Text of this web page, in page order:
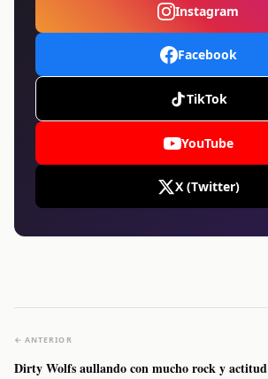
Instagram
Facebook
TikTok
YouTube
X (Twitter)
← ANTERIOR
Dirty Wolfs aullando con mucho rock y actitud